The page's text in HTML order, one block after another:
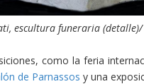
escultura funeraria
como la feria
de Parnassos y una